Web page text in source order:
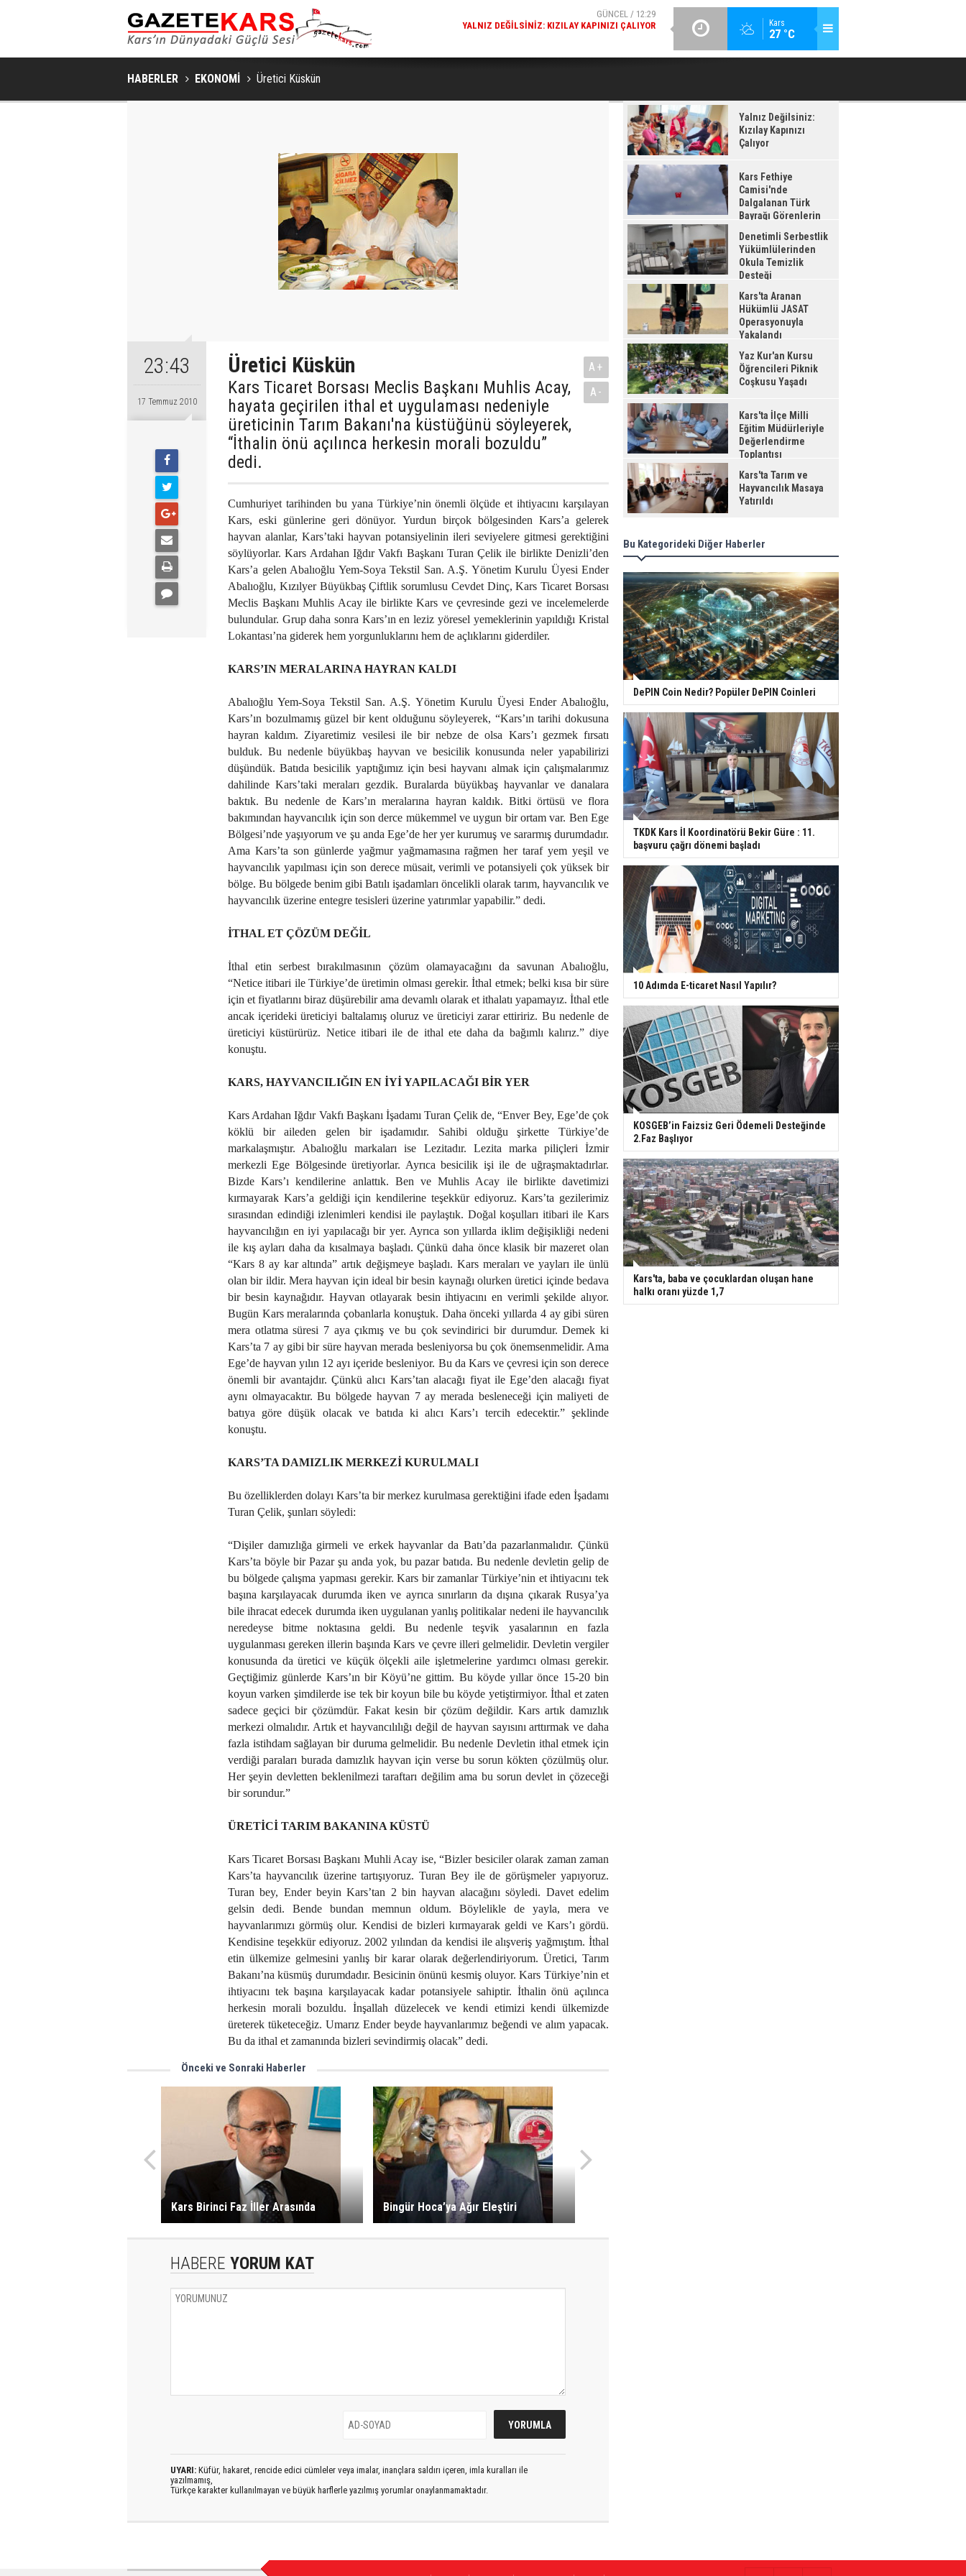
Kars
27 °C
GÜNCEL / 12:28
KARS FETHIYE CAMISI'NDE DALGALANAN TÜRK BAYRAĞI
DENETIMLI SERBESTLIK YÜKÜMLÜLERINDEN OKULA TEMIZLIK
HABERLER EKONOMİ Üretici Küskün
23:43
17 Temmuz 2010
Üretici Küskün
Kars Ticaret Borsası Meclis Başkanı Muhlis Acay,
hayata geçirilen ithal et uygulaması nedeniyle
üreticinin Tarım Bakanı'na küstüğünü söyleyerek,
“İthalin önü açılınca herkesin morali bozuldu”
dedi.
A+
A-
Cumhuriyet tarihinden bu yana Türkiye’nin önemli ölçüde et ihtiyacını karşılayan
Kars, eski günlerine geri dönüyor. Yurdun birçok bölgesinden Kars’a gelerek
hayvan alanlar, Kars’taki hayvan potansiyelinin ileri seviyelere gitmesi gerektiğini
söylüyorlar. Kars Ardahan Iğdır Vakfı Başkanı Turan Çelik ile birlikte Denizli’den
Kars’a gelen Abalıoğlu Yem-Soya Tekstil San. A.Ş. Yönetim Kurulu Üyesi Ender
Abalıoğlu, Kızılyer Büyükbaş Çiftlik sorumlusu Cevdet Dinç, Kars Ticaret Borsası
Meclis Başkanı Muhlis Acay ile birlikte Kars ve çevresinde gezi ve incelemelerde
bulundular. Grup daha sonra Kars’ın en leziz yöresel yemeklerinin yapıldığı Kristal
Lokantası’na giderek hem yorgunluklarını hem de açlıklarını giderdiler.
KARS’IN MERALARINA HAYRAN KALDI
Abalıoğlu Yem-Soya Tekstil San. A.Ş. Yönetim Kurulu Üyesi Ender Abalıoğlu,
Kars’ın bozulmamış güzel bir kent olduğunu söyleyerek, “Kars’ın tarihi dokusuna
hayran kaldım. Ziyaretimiz vesilesi ile bir nebze de olsa Kars’ı gezmek fırsatı
bulduk. Bu nedenle büyükbaş hayvan ve besicilik konusunda neler yapabilirizi
düşündük. Batıda besicilik yaptığımız için besi hayvanı almak için çalışmalarımız
dahilinde Kars’taki meraları gezdik. Buralarda büyükbaş hayvanlar ve danalara
baktık. Bu nedenle de Kars’ın meralarına hayran kaldık. Bitki örtüsü ve flora
bakımından hayvancılık için son derce mükemmel ve uygun bir ortam var. Ben Ege
Bölgesi’nde yaşıyorum ve şu anda Ege’de her yer kurumuş ve sararmış durumdadır.
Ama Kars’ta son günlerde yağmur yağmamasına rağmen her taraf yem yeşil ve
hayvancılık yapılması için son derece müsait, verimli ve potansiyeli çok yüksek bir
bölge. Bu bölgede benim gibi Batılı işadamları öncelikli olarak tarım, hayvancılık ve
hayvancılık üzerine entegre tesisleri üzerine yatırımlar yapabilir.” dedi.
İTHAL ET ÇÖZÜM DEĞİL
İthal etin serbest bırakılmasının çözüm olamayacağını da savunan Abalıoğlu,
“Netice itibari ile Türkiye’de üretimin olması gerekir. İthal etmek; belki kısa bir süre
için et fiyatlarını biraz düşürebilir ama devamlı olarak et ithalatı yapamayız. İthal etle
ancak içerideki üreticiyi baltalamış oluruz ve üreticiyi zarar ettiririz. Bu nedenle de
üreticiyi küstürürüz. Netice itibari ile de ithal ete daha da bağımlı kalırız.” diye
konuştu.
KARS, HAYVANCILIĞIN EN İYİ YAPILACAĞI BİR YER
Kars Ardahan Iğdır Vakfı Başkanı İşadamı Turan Çelik de, “Enver Bey, Ege’de çok
köklü bir aileden gelen bir işadamıdır. Sahibi olduğu şirkette Türkiye’de
markalaşmıştır. Abalıoğlu markaları ise Lezitadır. Lezita marka piliçleri İzmir
merkezli Ege Bölgesinde üretiyorlar. Ayrıca besicilik işi ile de uğraşmaktadırlar.
Bizde Kars’ı kendilerine anlattık. Ben ve Muhlis Acay ile birlikte davetimizi
kırmayarak Kars’a geldiği için kendilerine teşekkür ediyoruz. Kars’ta gezilerimiz
sırasından edindiği izlenimleri kendisi ile paylaştık. Doğal koşulları itibari ile Kars
hayvancılığın en iyi yapılacağı bir yer. Ayrıca son yıllarda iklim değişikliği nedeni
ile kış ayları daha da kısalmaya başladı. Çünkü daha önce klasik bir mazeret olan
“Kars 8 ay kar altında” artık değişmeye başladı. Kars meraları ve yayları ile ünlü
olan bir ildir. Mera hayvan için ideal bir besin kaynağı olurken üretici içinde bedava
bir besin kaynağıdır. Hayvan otlayarak besin ihtiyacını en verimli şekilde alıyor.
Bugün Kars meralarında çobanlarla konuştuk. Daha önceki yıllarda 4 ay gibi süren
mera otlatma süresi 7 aya çıkmış ve bu çok sevindirici bir durumdur. Demek ki
Kars’ta 7 ay gibi bir süre hayvan merada besleniyorsa bu çok önemsenmelidir. Ama
Ege’de hayvan yılın 12 ayı içeride besleniyor. Bu da Kars ve çevresi için son derece
önemli bir avantajdır. Çünkü alıcı Kars’tan alacağı fiyat ile Ege’den alacağı fiyat
aynı olmayacaktır. Bu bölgede hayvan 7 ay merada besleneceği için maliyeti de
batıya göre düşük olacak ve batıda ki alıcı Kars’ı tercih edecektir.” şeklinde
konuştu.
KARS’TA DAMIZLIK MERKEZİ KURULMALI
Bu özelliklerden dolayı Kars’ta bir merkez kurulmasa gerektiğini ifade eden İşadamı
Turan Çelik, şunları söyledi:
“Dişiler damızlığa girmeli ve erkek hayvanlar da Batı’da pazarlanmalıdır. Çünkü
Kars’ta böyle bir Pazar şu anda yok, bu pazar batıda. Bu nedenle devletin gelip de
bu bölgede çalışma yapması gerekir. Kars bir zamanlar Türkiye’nin et ihtiyacını tek
başına karşılayacak durumda iken ve ayrıca sınırların da dışına çıkarak Rusya’ya
bile ihracat edecek durumda iken uygulanan yanlış politikalar nedeni ile hayvancılık
neredeyse bitme noktasına geldi. Bu nedenle teşvik yasalarının en fazla
uygulanması gereken illerin başında Kars ve çevre illeri gelmelidir. Devletin vergiler
konusunda da üretici ve küçük ölçekli aile işletmelerine yardımcı olması gerekir.
Geçtiğimiz günlerde Kars’ın bir Köyü’ne gittim. Bu köyde yıllar önce 15-20 bin
koyun varken şimdilerde ise tek bir koyun bile bu köyde yetiştirmiyor. İthal et zaten
sadece geçici bir çözümdür. Fakat kesin bir çözüm değildir. Kars artık damızlık
merkezi olmalıdır. Artık et hayvancılılığı değil de hayvan sayısını arttırmak ve daha
fazla istihdam sağlayan bir duruma gelmelidir. Bu nedenle Devletin ithal etmek için
verdiği paraları burada damızlık hayvan için verse bu sorun kökten çözülmüş olur.
Her şeyin devletten beklenilmezi taraftarı değilim ama bu sorun devlet in çözeceği
bir sorundur.”
ÜRETİCİ TARIM BAKANINA KÜSTÜ
Kars Ticaret Borsası Başkanı Muhli Acay ise, “Bizler besiciler olarak zaman zaman
Kars’ta hayvancılık üzerine tartışıyoruz. Turan Bey ile de görüşmeler yapıyoruz.
Turan bey, Ender beyin Kars’tan 2 bin hayvan alacağını söyledi. Davet edelim
gelsin dedi. Bende bundan memnun oldum. Böylelikle de yayla, mera ve
hayvanlarımızı görmüş olur. Kendisi de bizleri kırmayarak geldi ve Kars’ı gördü.
Kendisine teşekkür ediyoruz. 2002 yılından da kendisi ile alışveriş yağmıştım. İthal
etin ülkemize gelmesini yanlış bir karar olarak değerlendiriyorum. Üretici, Tarım
Bakanı’na küsmüş durumdadır. Besicinin önünü kesmiş oluyor. Kars Türkiye’nin et
ihtiyacını tek başına karşılayacak kadar potansiyele sahiptir. İthalin önü açılınca
herkesin morali bozuldu. İnşallah düzelecek ve kendi etimizi kendi ülkemizde
üreterek tüketeceğiz. Umarız Ender beyde hayvanlarımız beğendi ve alım yapacak.
Bu da ithal et zamanında bizleri sevindirmiş olacak” dedi.
Önceki ve Sonraki Haberler
Kars Birinci Faz İller Arasında Bingür Hoca’ya Ağır Eleştiri
HABERE YORUM KAT
UYARI: Küfür, hakaret, rencide edici cümleler veya imalar, inançlara saldırı içeren, imla kuralları ile
yazılmamış,
Türkçe karakter kullanılmayan ve büyük harflerle yazılmış yorumlar onaylanmamaktadır.
Yalnız Değilsiniz:
Kızılay Kapınızı
Çalıyor
Kars Fethiye
Camisi'nde
Dalgalanan Türk
Bayrağı Görenlerin
Beğenisini Topladı
Denetimli Serbestlik
Yükümlülerinden
Okula Temizlik
Desteği
Kars'ta Aranan
Hükümlü JASAT
Operasyonuyla
Yakalandı
Yaz Kur'an Kursu
Öğrencileri Piknik
Coşkusu Yaşadı
Kars'ta İlçe Milli
Eğitim Müdürleriyle
Değerlendirme
Toplantısı
Kars'ta Tarım ve
Hayvancılık Masaya
Yatırıldı
Bu Kategorideki Diğer Haberler
DePIN Coin Nedir? Popüler DePIN Coinleri
TKDK Kars İl Koordinatörü Bekir Güre : 11.
başvuru çağrı dönemi başladı
10 Adımda E-ticaret Nasıl Yapılır?
KOSGEB’in Faizsiz Geri Ödemeli Desteğinde
2.Faz Başlıyor
Kars'ta, baba ve çocuklardan oluşan hane
halkı oranı yüzde 1,7